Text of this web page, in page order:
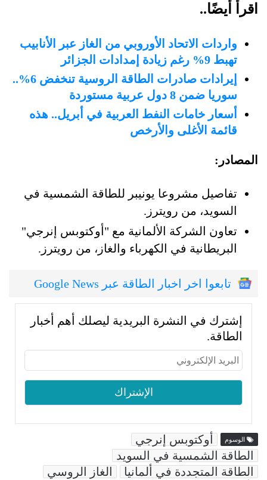
اقرأ أيضًا..
واردات الاتحاد الأوروبي من الغاز عبر الأنابيب
تهبط 9% رغم زيادة إمدادات الجزائر
إيرادات صادرات الطاقة الروسية تنخفض 6%..
سوريا ضمن 8 دول عربية مستوردة
أسعار خامات النفط العربية في أبريل.. هذه
قائمة الأغلى والأرخص
المصادر:
تفاصيل مشروعا يونيبر للطاقة الشمسية في
السويد، من رويترز.
تعاون الشركة الألمانية مع "أوكتوبس إنرجي"
البريطانية في الكهرباء والغاز، من رويترز.
تابعوا اخر اخبار الطاقة عبر Google News
إشترك في النشرة البريدية ليصلك أهم أخبار
الطاقة.
الوسوم
أوكتوبس إنرجي
الطاقة الشمسية في السويد
الطاقة المتجددة في ألمانيا
الغاز الروسي